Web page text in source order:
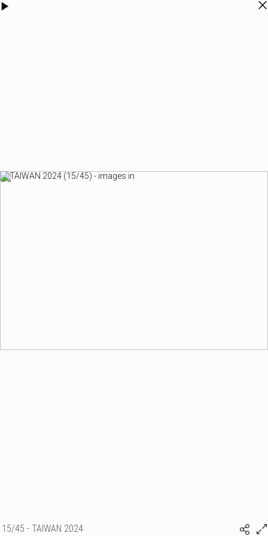
15/45 - TAIWAN 2024